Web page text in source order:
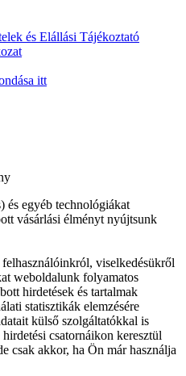
és Elállási Tájékoztató
itt
és egyéb technológiákat
vásárlási élményt nyújtsunk
viselkedésükről
weboldalunk folyamatos
hirdetések és tartalmak
statisztikák elemzésére
külső szolgáltatókkal is
csatornáikon keresztül
csak akkor, ha Ön már használja